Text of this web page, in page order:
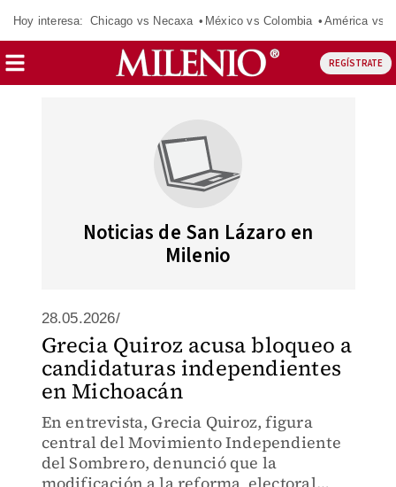
Hoy interesa: Chicago vs Necaxa México vs Colombia América vs
REGÍSTRATE
Noticias de San Lázaro en
Milenio
28.05.2026/
Grecia Quiroz acusa bloqueo a
candidaturas independientes
en Michoacán
En entrevista, Grecia Quiroz, figura
central del Movimiento Independiente
del Sombrero, denunció que la